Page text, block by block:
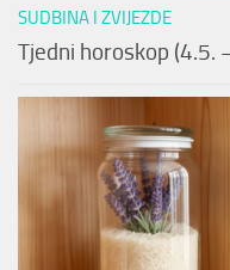
SUDBINA I ZVIJEZDE
Tjedni horoskop (4.5.